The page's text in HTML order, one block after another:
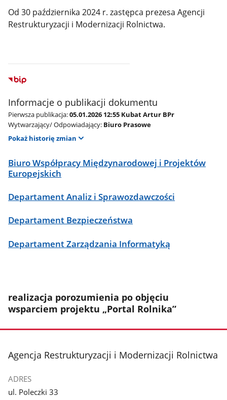
Od 30 października 2024 r. zastępca prezesa Agencji
Restrukturyzacji i Modernizacji Rolnictwa.
Informacje o publikacji dokumentu
Pierwsza publikacja:05.01.2026 12:55 Kubat Artur BPr
Wytwarzający/ Odpowiadający: Biuro Prasowe
Pokaż historię zmian
Biuro Współpracy Międzynarodowej i Projektów
Europejskich
Departament Analiz i Sprawozdawczości
Departament Bezpieczeństwa
Departament Zarządzania Informatyką
realizacja porozumienia po objęciu
wsparciem projektu „Portal Rolnika”
stopka
Agencja Restrukturyzacji i Modernizacji Rolnictwa
ADRES
ul. Poleczki 33